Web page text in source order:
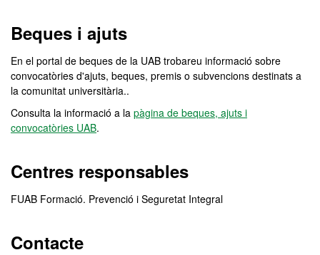
Beques i ajuts
En el portal de beques de la UAB trobareu informació sobre
convocatòries d'ajuts, beques, premis o subvencions destinats a
la comunitat universitària..
Consulta la informació a la pàgina de beques, ajuts i
convocatòries UAB.
Centres responsables
FUAB Formació. Prevenció i Seguretat Integral
Contacte